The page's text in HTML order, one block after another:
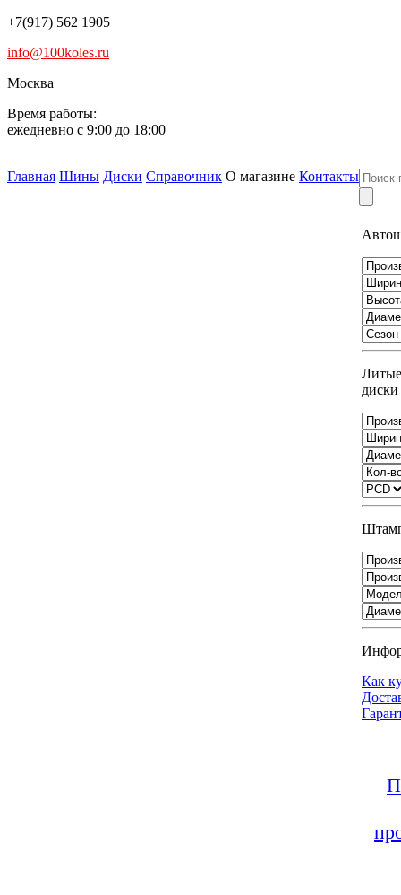
+7(917) 562 1905
info@100koles.ru
Москва
Время работы:
ежедневно с 9:00 до 18:00
Главная Шины Диски Справочник О магазине Контакты
Литые
диски
Как